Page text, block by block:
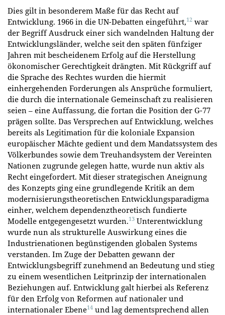
Dies gilt in besonderem Maße für das Recht auf
Entwicklung. 1966 in die UN-Debatten eingeführt,12 war
der Begriff Ausdruck einer sich wandelnden Haltung der
Entwicklungsländer, welche seit den späten fünfziger
Jahren mit bescheidenem Erfolg auf die Herstellung
ökonomischer Gerechtigkeit drängten. Mit Rückgriff auf
die Sprache des Rechtes wurden die hiermit
einhergehenden Forderungen als Ansprüche formuliert,
die durch die internationale Gemeinschaft zu realisieren
seien – eine Auffassung, die fortan die Position der G-77
prägen sollte. Das Versprechen auf Entwicklung, welches
bereits als Legitimation für die koloniale Expansion
europäischer Mächte gedient und dem Mandatssystem des
Völkerbundes sowie dem Treuhandsystem der Vereinten
Nationen zugrunde gelegen hatte, wurde nun aktiv als
Recht eingefordert. Mit dieser strategischen Aneignung
des Konzepts ging eine grundlegende Kritik an dem
modernisierungstheoretischen Entwicklungsparadigma
einher, welchem dependenztheoretisch fundierte
Modelle entgegengesetzt wurden.13 Unterentwicklung
wurde nun als strukturelle Auswirkung eines die
Industrienationen begünstigenden globalen Systems
verstanden. Im Zuge der Debatten gewann der
Entwicklungsbegriff zunehmend an Bedeutung und stieg
zu einem wesentlichen Leitprinzip der internationalen
Beziehungen auf. Entwicklung galt hierbei als Referenz
für den Erfolg von Reformen auf nationaler und
internationaler Ebene14 und lag dementsprechend allen